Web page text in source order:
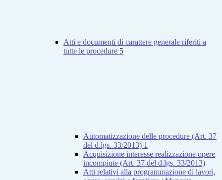
Atti e documenti di carattere generale riferiti a
tutte le procedure 5
Automatizzazione delle procedure (Art. 37
del d.lgs. 33/2013) 1
Acquisizione interesse realizzazione opere
incompiute (Art. 37 del d.lgs. 33/2013)
Atti relativi alla programmazione di lavori,